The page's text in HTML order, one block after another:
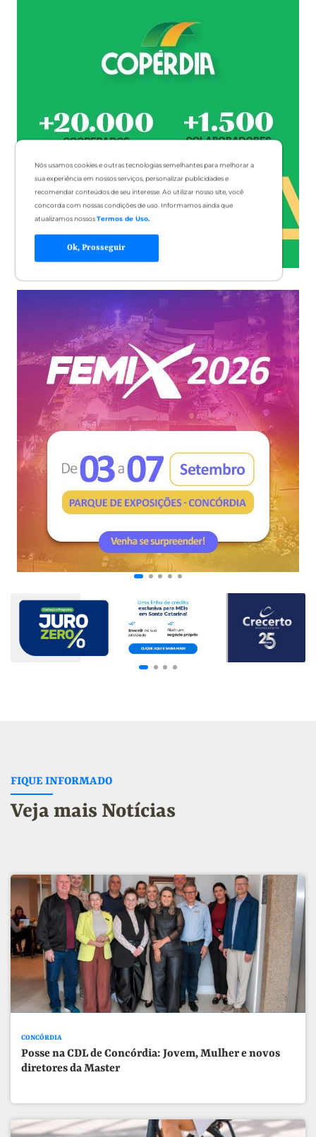
Nós usamos cookies e outras tecnologias semelhantes para melhorar a
sua experiência em nossos serviços, personalizar publicidades e
recomendar conteúdos de seu interesse. Ao utilizar nosso site, você
concorda com nossas condições de uso. Informamos ainda que
atualizamos nossosTermos de Uso.
Ok, Prosseguir
FIQUE INFORMADO
Veja mais Notícias
CONCÓRDIA
Posse na CDL de Concórdia: Jovem, Mulher e novos
diretores da Master